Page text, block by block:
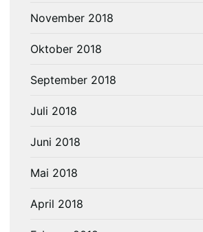
November 2018
Oktober 2018
September 2018
Juli 2018
Juni 2018
Mai 2018
April 2018